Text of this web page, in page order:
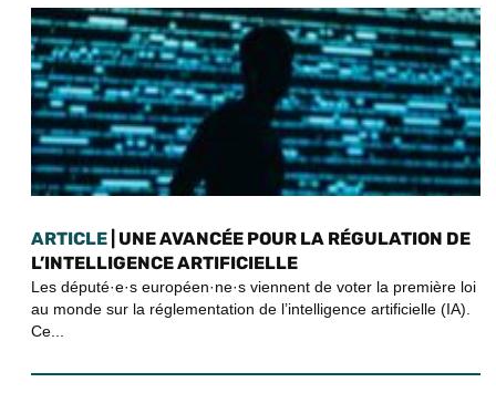
ARTICLE | UNE AVANCÉE POUR LA RÉGULATION DE
L’INTELLIGENCE ARTIFICIELLE
Les député·e·s européen·ne·s viennent de voter la première loi
au monde sur la réglementation de l’intelligence artificielle (IA).
Ce...